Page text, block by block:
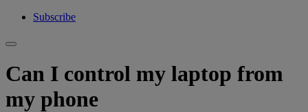
Subscribe
Can I control my laptop from
my phone